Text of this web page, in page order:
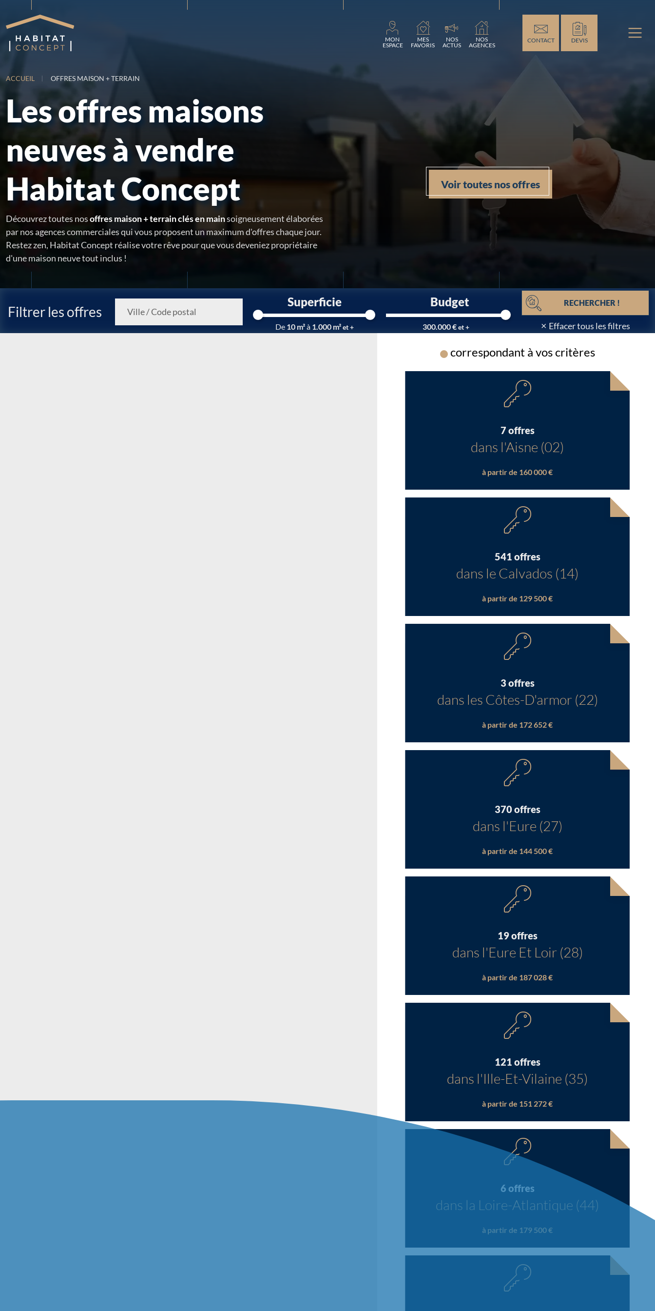
MON
ESPACE
Chargement...
MES
FAVORIS
NOS
ACTUS
NOS
AGENCES
CONTACT DEVIS
ACCUEIL OFFRES MAISON + TERRAIN
Les offres maisons
neuves à vendre
Habitat Concept
Découvrez toutes nosoffres maison + terrain clés en mainsoigneusement élaborées
par nos agences commerciales qui vous proposent un maximum d'offres chaque jour.
Restez zen, Habitat Concept réalise votre rêve pour que vous deveniez propriétaire
d'une maison neuve tout inclus !
Voir toutes nos offres
Filtrer les offres
Superficie
De 10 m²à 1.000 m²et +
Budget
300.000 €et +
RECHERCHER !
× Effacer tous les filtres
Chargement...
correspondant à vos critères
7 offres
dans l'Aisne (02)
à partir de 160 000 €
541 offres
dans le Calvados (14)
à partir de 129 500 €
3 offres
dans les Côtes-D'armor (22)
à partir de 172 652 €
370 offres
dans l'Eure (27)
à partir de 144 500 €
19 offres
dans l'Eure Et Loir (28)
à partir de 187 028 €
121 offres
dans l'Ille-Et-Vilaine (35)
à partir de 151 272 €
6 offres
dans la Loire-Atlantique (44)
à partir de 179 500 €